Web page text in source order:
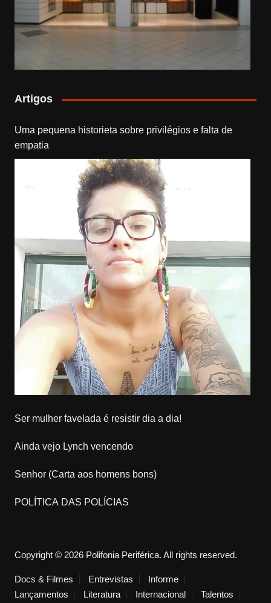
Artigos
Uma pequena historieta sobre privilégios e falta de
empatia
Ser mulher favelada é resistir dia a dia!
Ainda vejo Lynch vencendo
Senhor (Carta aos homens bons)
POLÍTICA DAS POLÍCIAS
Copyright © 2026 Polifonia Periférica. All rights reserved.
Docs & Filmes Entrevistas
Informe
Lançamentos
Literatura Internacional Talentos